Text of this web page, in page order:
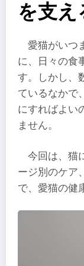
を支え
愛猫がいつ
に、日々の食
す。しかし、
ているなかで
にすればよい
ません。
今回は、猫
ージ別のケア
で、愛猫の健